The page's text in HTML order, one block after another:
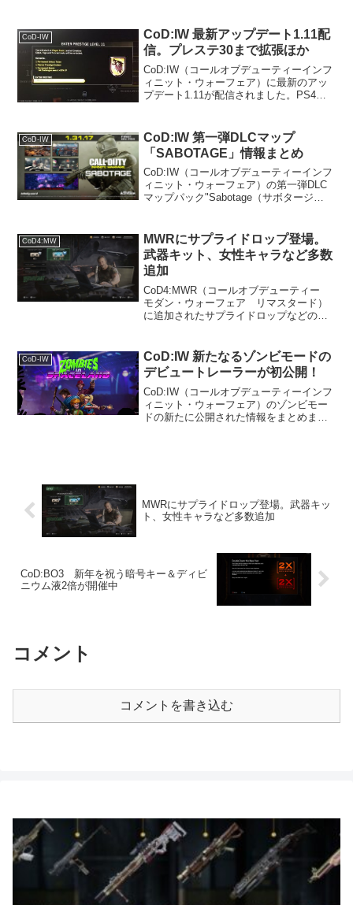
となっています。25連続キル報酬の
「核」キルストでの...
CoD-IW
CoD:IW 最新アップデート1.11配
信。プレステ30まで拡張ほか
CoD:IW（コールオブデューティーインフ
ィニット・ウォーフェア）に最新のアッ
プデート1.11が配信されました。PS4、
追加と、エンブレム作成機能の正式な実
装で...
CoD-IW
CoD:IW 第一弾DLCマップ
「SABOTAGE」情報まとめ
CoD:IW（コールオブデューティーインフ
ィニット・ウォーフェア）の第一弾DLC
マップパック"Sabotage（サボタージ
SABOTAGE（サボタージュ）概要プレ
ビ...
CoD4:MW
MWRにサプライドロップ登場。
武器キット、女性キャラなど多数
追加
CoD4:MWR（コールオブデューティー
モダン・ウォーフェア リマスタード）
に追加されたサプライドロップなどの新
金要素を含むガチャシステムである「サ
プライドロップ...
CoD-IW
CoD:IW 新たなるゾンビモードの
デビュートレーラーが初公開！
CoD:IW（コールオブデューティーインフ
ィニット・ウォーフェア）のゾンビモー
ドの新たに公開された情報をまとめまし
MWRにサプライドロップ登場。武器キッ
ト、女性キャラなど多数追加
CoD:BO3 新年を祝う暗号キー＆ディビ
ニウム液2倍が開催中
コメント
コメントを書き込む